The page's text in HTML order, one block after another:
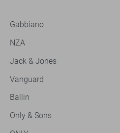
Gabbiano
NZA
Jack & Jones
Vanguard
Ballin
Only & Sons